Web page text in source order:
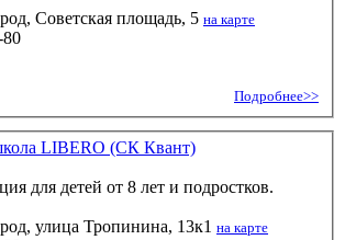
Советская площадь, 5 на карте
80
Подробнее>>
LIBERO (СК Квант)
для детей от 8 лет и подростков.
улица Тропинина, 13к1 на карте